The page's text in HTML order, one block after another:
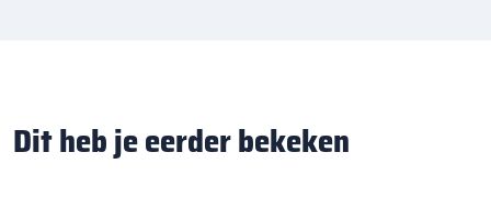
Dit heb je eerder bekeken